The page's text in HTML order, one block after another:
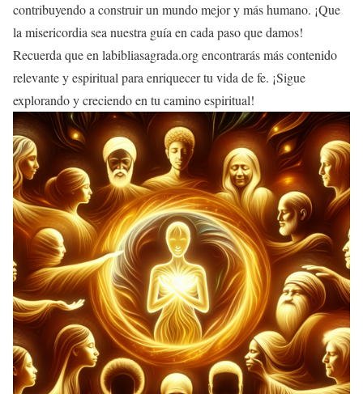
contribuyendo a construir un mundo mejor y más humano. ¡Que
la misericordia sea nuestra guía en cada paso que damos!
Recuerda que en labibliasagrada.org encontrarás más contenido
relevante y espiritual para enriquecer tu vida de fe. ¡Sigue
explorando y creciendo en tu camino espiritual!